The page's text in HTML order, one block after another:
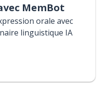
MemBot
orale avec
linguistique IA